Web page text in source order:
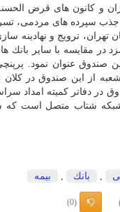
و كانون های قرض
جذب سپرده های مردمی،
تهران، ترویج و
در مقایسه با سایر
صندوق عنوان نمود.
از این صندوق در كلان
در دفاتر كمیته امداد
شتاب متصل است كه
بانك بیمه
(0)